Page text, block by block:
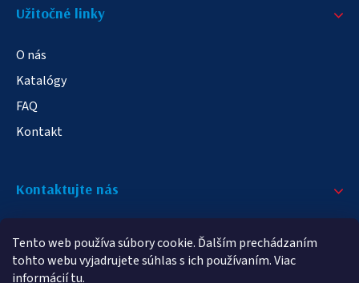
Tento web používa súbory cookie. Ďalším prechádzaním
tohto webu vyjadrujete súhlas s ich používaním. Viac
informáciítu.
Užitočné linky
O nás
Katalógy
FAQ
Kontakt
Kontaktujte nás
info@elampa.sk